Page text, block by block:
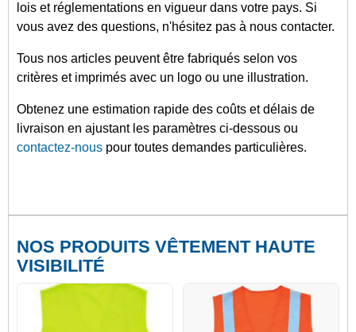
lois et réglementations en vigueur dans votre pays. Si
vous avez des questions, n'hésitez pas à nous contacter.
Tous nos articles peuvent être fabriqués selon vos
critères et imprimés avec un logo ou une illustration.
Obtenez une estimation rapide des coûts et délais de
livraison en ajustant les paramètres ci-dessous ou
contactez-nous pour toutes demandes particulières.
NOS PRODUITS VÊTEMENT HAUTE
VISIBILITÉ